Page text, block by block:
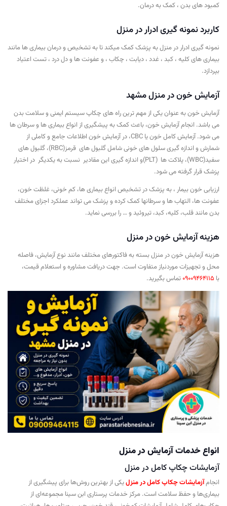
کمبود های بدن ، کمک به درمان.
کاربرد نمونه گیری ادرار در منزل
نمونه گیری ادرار در منزل به پزشک کمک میکند تا به تشخیص و درمان بیماری ها مانند
بیماری های کلیه ، کبد ، غدد ، دیابت ، چکاب ، و عفونت ها و دل درد ، تست اعتیاد
بپردازد.
آزمایش خون در منزل مشهد
آزمایش خون به عنوان یکی از مهم ترین راه های چکاپ سیستم ایمنی و سلامت بدن
می باشد. انجام آزمایش خون، باعث کمک به پیشگیری از انواع بیماری ها و سرطان ها
می شود.آزمایش کامل خون یا ، در آزمایش خون اطلاعات جامع و کاملی از
شمارش و اندازه گیری سلول های خونی شامل گلبول های قرمز(RBC)
، گلبول های
سفید(WBC) ، پلاکت ها (PLT) و اندازه گیری این مقادیر نسبت به یکدیگر در اختیار
پزشک قرار گرفته می شود.
ارزیابی خون بیمار ، به پزشک در تشخیص انواع بیماری ها، کم خونی، غلظت خون،
عفونت ها، التهاب ها و سرطانها کمک کرده و پزشک می تواند عملکرد اجزای مختلف
بدن مانند قلب، کلیه، کبد، تیروئید و … را بررسی نماید.
هزینه آزمایش خون در منزل
هزینه آزمایش خون در منزل بسته به فاکتورهای مختلف مانند نوع آزمایش، فاصله
محل و تجهیزات موردنیاز متفاوت است. جهت دریافت مشاوره و استعلام قیمت،
با 09009464115 تماس بگیرید.
انواع خدمات آزمایش در منزل
آزمایشات چکاپ کامل در منزل
انجامآزمایشات چکاپ کامل در منزلیکی از بهترین روش‌ها برای پیشگیری از
بیماری‌ها و حفظ سلامت است. مرکز خدمات پرستاری ابن سینا مجموعه‌ای از